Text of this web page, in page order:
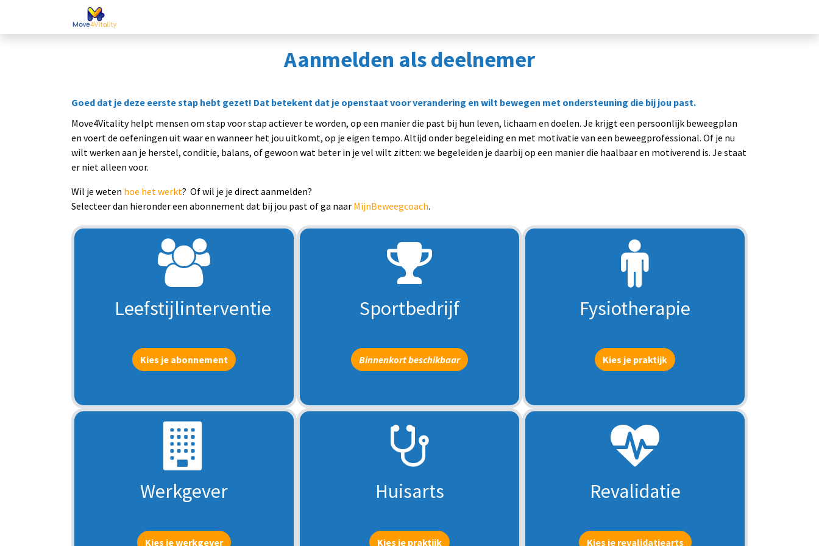
Aanmelden als deelnemer
Goed dat je deze eerste stap hebt gezet! Dat betekent dat je openstaat voor verandering en wilt bewegen met ondersteuning die bij jou past.
Move4Vitality helpt mensen om stap voor stap actiever te worden, op een manier die past bij hun leven, lichaam en doelen. Je krijgt een persoonlijk beweegplan
en voert de oefeningen uit waar en wanneer het jou uitkomt, op je eigen tempo. Altijd onder begeleiding en met motivatie van een beweegprofessional. Of je nu
wilt werken aan je herstel, conditie, balans, of gewoon wat beter in je vel wilt zitten: we begeleiden je daarbij op een manier die haalbaar en motiverend is. Je staat
er niet alleen voor.
Wil je weten hoe het werkt? Of wil je je direct aanmelden?
Selecteer dan hieronder een abonnement dat bij jou past of ga naar MijnBeweegcoach.
Leefstijlinterventie
Kies je abonnement
Fysiotherapie
Kies je praktijk
Sportbedrijf
Binnenkort beschikbaar
Werkgever
Kies je werkgever
Huisarts
Kies je praktijk
Revalidatie
Kies je revalidatiearts